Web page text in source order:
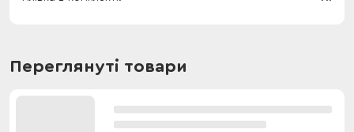
Переглянуті товари